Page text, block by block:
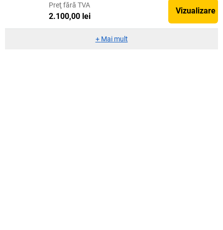
Preţ fără TVA
2.100,00 lei
Vizualizare
+ Mai mult